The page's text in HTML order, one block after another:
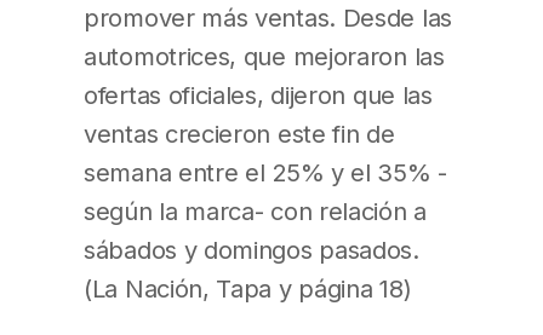
promover más ventas. Desde las
automotrices, que mejoraron las
ofertas oficiales, dijeron que las
ventas crecieron este fin de
semana entre el 25% y el 35% -
según la marca- con relación a
sábados y domingos pasados.
(La Nación, Tapa y página 18)